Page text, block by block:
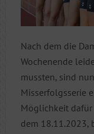
Nach dem die
Wochenende
mussten, sind
Misserfolgsserie
Möglichkeit dafür
dem 18.11.2023,